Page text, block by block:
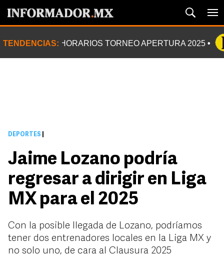
TENDENCIAS: HORARIOS TORNEO APERTURA 2025
DEPORTES
Jaime Lozano podría
regresar a dirigir en Liga
MX para el 2025
Con la posible llegada de Lozano, podríamos
tener dos entrenadores locales en la Liga MX y
no solo uno, de cara al Clausura 2025